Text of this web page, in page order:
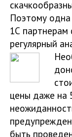
Поэтому
1С партнерам
регулярный
цены даже на
быть